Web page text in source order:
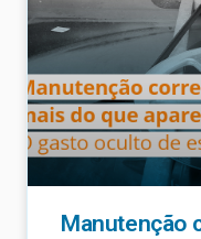
Manutenção